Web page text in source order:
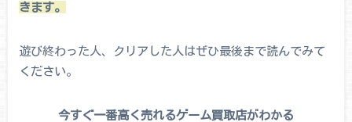
きます。
遊び終わった人、クリアした人はぜひ最後まで読んでみて
ください。
今すぐ一番高く売れるゲーム買取店がわかる